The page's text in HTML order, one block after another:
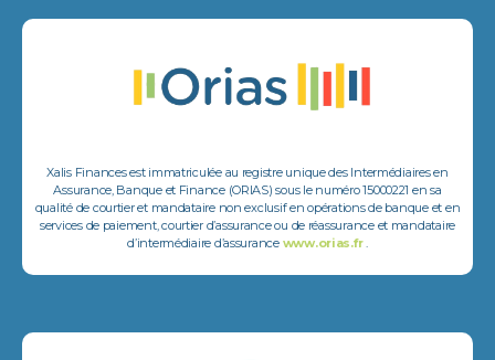
Xalis Finances est immatriculée au registre unique des Intermédiaires en
Assurance, Banque et Finance (ORIAS) sous le numéro 15000221 en sa
qualité de courtier et mandataire non exclusif en opérations de banque et en
services de paiement, courtier d’assurance ou de réassurance et mandataire
d’intermédiaire d’assurance www.orias.fr.